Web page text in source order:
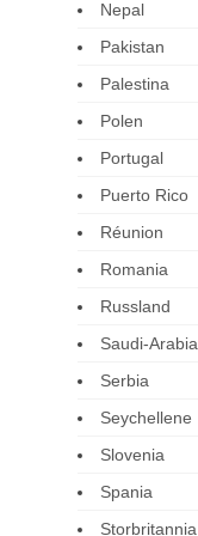
Nepal
Pakistan
Palestina
Polen
Portugal
Puerto Rico
Réunion
Romania
Russland
Saudi-Arabia
Serbia
Seychellene
Slovenia
Spania
Storbritannia